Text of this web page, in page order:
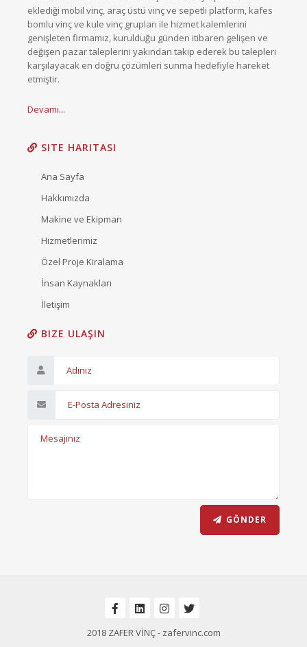
eklediği mobil vinç, araç üstü vinç ve sepetli platform, kafes
bomlu vinç ve kule vinç grupları ile hizmet kalemlerini
genişleten firmamız, kurulduğu günden itibaren gelişen ve
değişen pazar taleplerini yakından takip ederek bu talepleri
karşılayacak en doğru çözümleri sunma hedefiyle hareket
etmiştir.
Devamı...
SITE HARITASI
Ana Sayfa
Hakkımızda
Makine ve Ekipman
Hizmetlerimiz
Özel Proje Kiralama
İnsan Kaynakları
İletişim
BIZE ULAŞIN
GÖNDER
2018 ZAFER VİNÇ - zafervinc.com